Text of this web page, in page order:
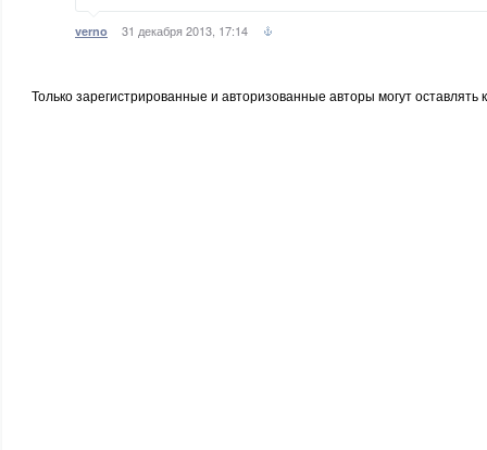
verno 31 декабря 2013, 17:14
Только зарегистрированные и авторизованные авторы могут оставлять